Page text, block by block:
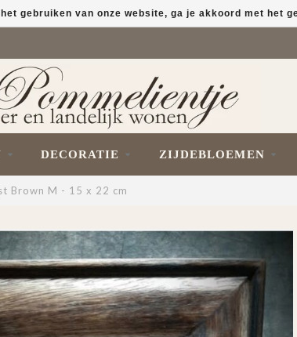
DECORATIE ZIJDEBLOEMEN
Brown M - 15 x 22 cm
het gebruiken van onze website, ga je akkoord met het